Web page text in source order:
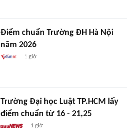
Điểm chuẩn Trường ĐH Hà Nội
năm 2026
1 giờ
Trường Đại học Luật TP.HCM lấy
điểm chuẩn từ 16 - 21,25
1 giờ